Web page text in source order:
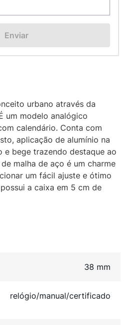
Enviar
urbano através da
um modelo analógico
calendário. Conta com
aplicação de alumínio na
e bege trazendo destaque ao
malha de aço é um charme
um fácil ajuste e ótimo
a caixa em 5 cm de
38 mm
relógio/manual/certificado